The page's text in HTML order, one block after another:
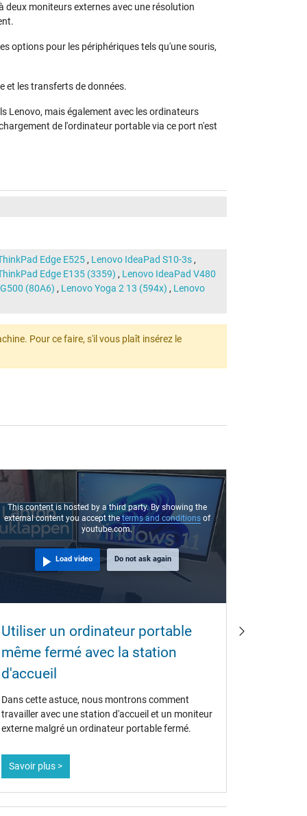
deux moniteurs externes avec une résolution
options pour les périphériques tels qu'une souris,
et les transferts de données.
Lenovo, mais également avec les ordinateurs
de l'ordinateur portable via ce port n'est
Edge E525, Lenovo IdeaPad S10-3s,
Edge E135 (3359) , Lenovo IdeaPad V480
(80A6) , Lenovo Yoga 2 13 (594x) , Lenovo
Pour ce faire, s'il vous plaît insérez le
This content is hosted by a third party. By showing the
external content you accept theterms and conditionsof
youtube.com.
Load video Do not ask again
Utiliser un ordinateur portable
même fermé avec la station
d'accueil
Dans cette astuce, nous montrons comment
travailler avec une station d'accueil et un moniteur
externe malgré un ordinateur portable fermé.
Savoir plus >